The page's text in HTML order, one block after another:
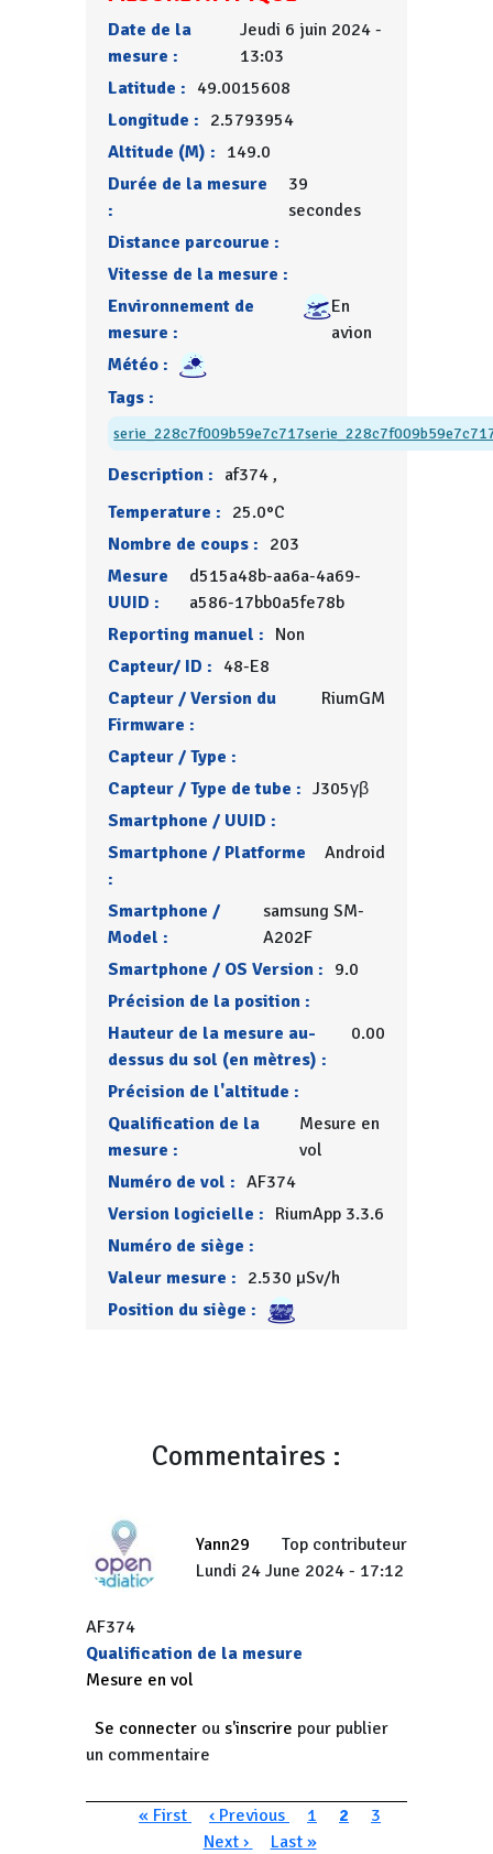
Date de la
mesure :
Jeudi 6 juin 2024 -
13:03
Latitude : 49.0015608
Longitude : 2.5793954
Altitude (M) : 149.0
Durée de la mesure
:
39
secondes
Distance parcourue :
Vitesse de la mesure :
Environnement de
mesure :
En
avion
Météo :
Tags :
serie_228c7f009b59e7c717
Description : af374 ,
Temperature : 25.0°C
Nombre de coups : 203
Mesure
UUID :
d515a48b-aa6a-4a69-
a586-17bb0a5fe78b
Reporting manuel : Non
Capteur/ ID : 48-E8
Capteur / Version du
Firmware :
RiumGM
Capteur / Type :
Capteur / Type de tube : J305γβ
Smartphone / UUID :
Smartphone / Platforme
:
Android
Smartphone /
Model :
samsung SM-
A202F
Smartphone / OS Version : 9.0
Précision de la position :
Hauteur de la mesure au-
dessus du sol (en mètres) :
0.00
Précision de l'altitude :
Qualification de la
mesure :
Mesure en
vol
Numéro de vol : AF374
Version logicielle : RiumApp 3.3.6
Numéro de siège :
Valeur mesure : 2.530 µSv/h
Position du siège :
Commentaires :
Yann29
Top contributeur
Lundi 24 June 2024 - 17:12
AF374
Qualification de la mesure
Mesure en vol
Se connecter ou s'inscrire pour publier
un commentaire
Pagination
Première page
« First Page précédente
‹ Previous Page
1 Page courante
2 Page
3
Next ›
Dernière page
Last »